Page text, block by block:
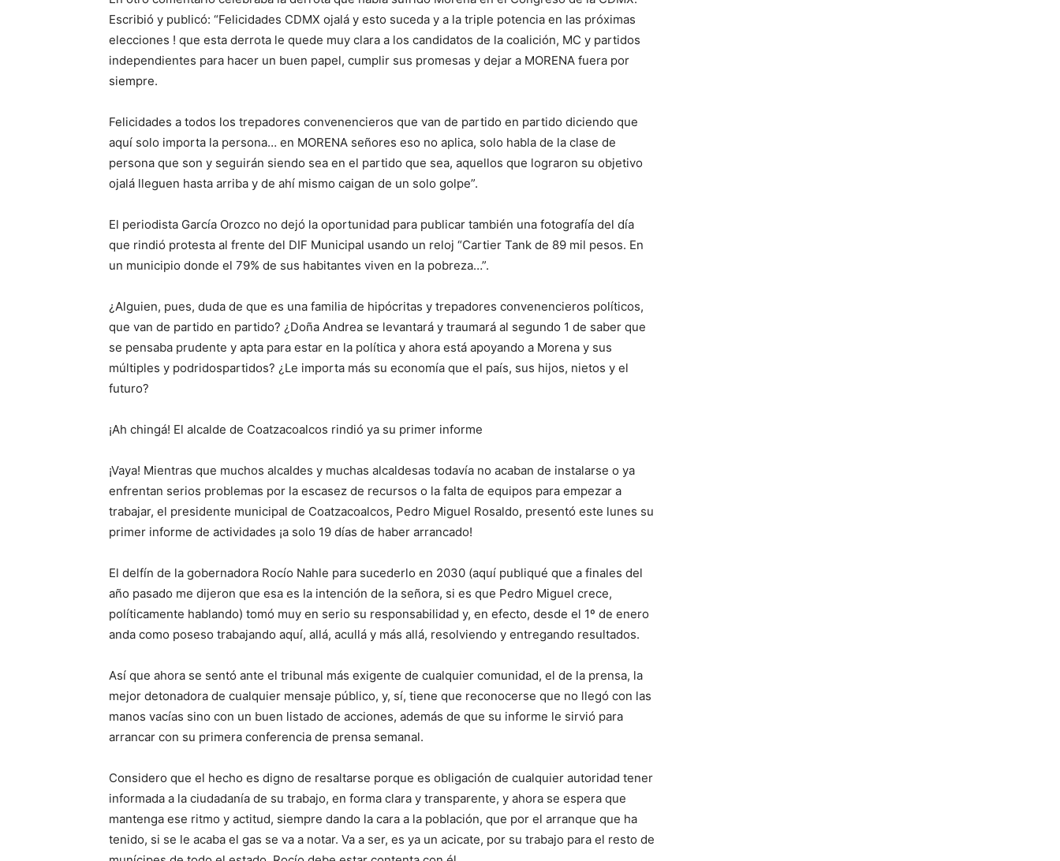
Escribió y publicó: “Felicidades CDMX ojalá y esto suceda y a la triple potencia en las próximas
elecciones ! que esta derrota le quede muy clara a los candidatos de la coalición, MC y partidos
independientes para hacer un buen papel, cumplir sus promesas y dejar a MORENA fuera por
siempre.
Felicidades a todos los trepadores convenencieros que van de partido en partido diciendo que
aquí solo importa la persona… en MORENA señores eso no aplica, solo habla de la clase de
persona que son y seguirán siendo sea en el partido que sea, aquellos que lograron su objetivo
ojalá lleguen hasta arriba y de ahí mismo caigan de un solo golpe”.
El periodista García Orozco no dejó la oportunidad para publicar también una fotografía del día
que rindió protesta al frente del DIF Municipal usando un reloj “Cartier Tank de 89 mil pesos. En
un municipio donde el 79% de sus habitantes viven en la pobreza…”.
¿Alguien, pues, duda de que es una familia de hipócritas y trepadores convenencieros políticos,
que van de partido en partido? ¿Doña Andrea se levantará y traumará al segundo 1 de saber que
se pensaba prudente y apta para estar en la política y ahora está apoyando a Morena y sus
múltiples y podridospartidos? ¿Le importa más su economía que el país, sus hijos, nietos y el
futuro?
¡Ah chingá! El alcalde de Coatzacoalcos rindió ya su primer informe
¡Vaya! Mientras que muchos alcaldes y muchas alcaldesas todavía no acaban de instalarse o ya
enfrentan serios problemas por la escasez de recursos o la falta de equipos para empezar a
trabajar, el presidente municipal de Coatzacoalcos, Pedro Miguel Rosaldo, presentó este lunes su
primer informe de actividades ¡a solo 19 días de haber arrancado!
El delfín de la gobernadora Rocío Nahle para sucederlo en 2030 (aquí publiqué que a finales del
año pasado me dijeron que esa es la intención de la señora, si es que Pedro Miguel crece,
políticamente hablando) tomó muy en serio su responsabilidad y, en efecto, desde el 1º de enero
anda como poseso trabajando aquí, allá, acullá y más allá, resolviendo y entregando resultados.
Así que ahora se sentó ante el tribunal más exigente de cualquier comunidad, el de la prensa, la
mejor detonadora de cualquier mensaje público, y, sí, tiene que reconocerse que no llegó con las
manos vacías sino con un buen listado de acciones, además de que su informe le sirvió para
arrancar con su primera conferencia de prensa semanal.
Considero que el hecho es digno de resaltarse porque es obligación de cualquier autoridad tener
informada a la ciudadanía de su trabajo, en forma clara y transparente, y ahora se espera que
mantenga ese ritmo y actitud, siempre dando la cara a la población, que por el arranque que ha
tenido, si se le acaba el gas se va a notar. Va a ser, es ya un acicate, por su trabajo para el resto de